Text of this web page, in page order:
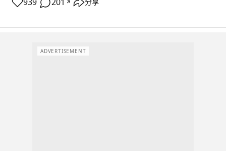
939 201 ↗ 分享
ADVERTISEMENT